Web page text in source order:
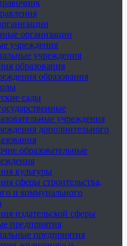
организации
учреждения
учреждения
образования
образования
сады
учреждения
дополнительного
образовательные
культуры
сферы строительства,
и коммунального
издательской сферы
предприятия
предприятия